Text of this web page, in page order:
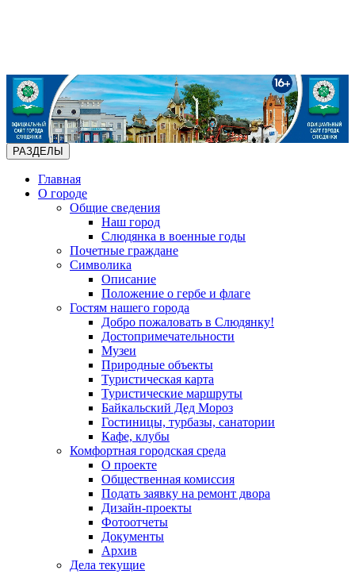
РАЗДЕЛЫ
Главная
О городе
Общие сведения
Наш город
Слюдянка в военные годы
Почетные граждане
Символика
Описание
Положение о гербе и флаге
Гостям нашего города
Добро пожаловать в Слюдянку!
Достопримечательности
Музеи
Природные объекты
Туристическая карта
Туристические маршруты
Байкальский Дед Мороз
Гостиницы, турбазы, санатории
Кафе, клубы
Комфортная городская среда
О проекте
Общественная комиссия
Подать заявку на ремонт двора
Дизайн-проекты
Фотоотчеты
Документы
Архив
Дела текущие